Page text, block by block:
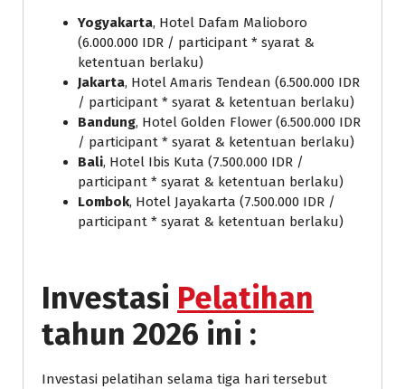
Yogyakarta, Hotel Dafam Malioboro
(6.000.000 IDR / participant * syarat &
ketentuan berlaku)
Jakarta, Hotel Amaris Tendean (6.500.000 IDR
/ participant * syarat & ketentuan berlaku)
Bandung, Hotel Golden Flower (6.500.000 IDR
/ participant * syarat & ketentuan berlaku)
Bali, Hotel Ibis Kuta (7.500.000 IDR /
participant * syarat & ketentuan berlaku)
Lombok, Hotel Jayakarta (7.500.000 IDR /
participant * syarat & ketentuan berlaku)
Investasi Pelatihan
tahun 2026 ini :
Investasi pelatihan selama tiga hari tersebut